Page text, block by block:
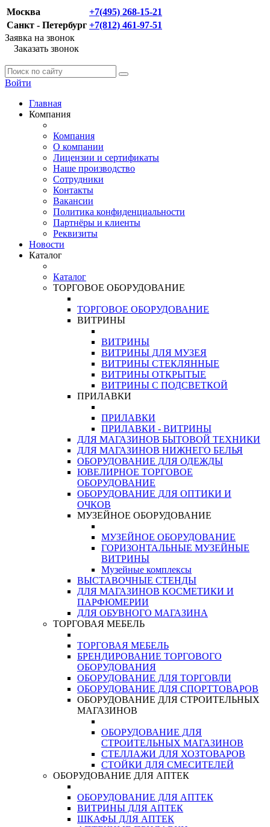
Москва
+7(495) 268-15-21
Санкт - Петербург +7(812) 461-97-51
Заявка на звонок
Заказать звонок
Войти
Главная
Компания
Компания
О компании
Лицензии и сертификаты
Наше производство
Сотрудники
Контакты
Вакансии
Политика конфиденциальности
Партнёры и клиенты
Реквизиты
Новости
Каталог
Каталог
ТОРГОВОЕ ОБОРУДОВАНИЕ
ТОРГОВОЕ ОБОРУДОВАНИЕ
ВИТРИНЫ
ВИТРИНЫ
ВИТРИНЫ ДЛЯ МУЗЕЯ
ВИТРИНЫ СТЕКЛЯННЫЕ
ВИТРИНЫ ОТКРЫТЫЕ
ВИТРИНЫ С ПОДСВЕТКОЙ
ПРИЛАВКИ
ПРИЛАВКИ
ПРИЛАВКИ - ВИТРИНЫ
ДЛЯ МАГАЗИНОВ БЫТОВОЙ ТЕХНИКИ
ДЛЯ МАГАЗИНОВ НИЖНЕГО БЕЛЬЯ
ОБОРУДОВАНИЕ ДЛЯ ОДЕЖДЫ
ЮВЕЛИРНОЕ ТОРГОВОЕ
ОБОРУДОВАНИЕ
ОБОРУДОВАНИЕ ДЛЯ ОПТИКИ И
ОЧКОВ
МУЗЕЙНОЕ ОБОРУДОВАНИЕ
МУЗЕЙНОЕ ОБОРУДОВАНИЕ
ГОРИЗОНТАЛЬНЫЕ МУЗЕЙНЫЕ
ВИТРИНЫ
Музейные комплексы
ВЫСТАВОЧНЫЕ СТЕНДЫ
ДЛЯ МАГАЗИНОВ КОСМЕТИКИ И
ПАРФЮМЕРИИ
ДЛЯ ОБУВНОГО МАГАЗИНА
ТОРГОВАЯ МЕБЕЛЬ
ТОРГОВАЯ МЕБЕЛЬ
БРЕНДИРОВАНИЕ ТОРГОВОГО
ОБОРУДОВАНИЯ
ОБОРУДОВАНИЕ ДЛЯ ТОРГОВЛИ
ОБОРУДОВАНИЕ ДЛЯ СПОРТТОВАРОВ
ОБОРУДОВАНИЕ ДЛЯ СТРОИТЕЛЬНЫХ
МАГАЗИНОВ
ОБОРУДОВАНИЕ ДЛЯ
СТРОИТЕЛЬНЫХ МАГАЗИНОВ
СТЕЛЛАЖИ ДЛЯ ХОЗТОВАРОВ
СТОЙКИ ДЛЯ СМЕСИТЕЛЕЙ
ОБОРУДОВАНИЕ ДЛЯ АПТЕК
ОБОРУДОВАНИЕ ДЛЯ АПТЕК
ВИТРИНЫ ДЛЯ АПТЕК
ШКАФЫ ДЛЯ АПТЕК